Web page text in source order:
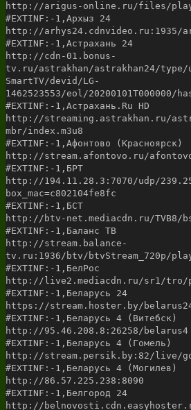
http://arigus-online.ru/files/
#EXTINF:-1,Архыз 24
http://arhys24.cdnvideo.ru:1935/
#EXTINF:-1,Астрахань 24
http://cdn-01.bonus-
tv.ru/astrakhan/astrakhan24/type/
SmartTV/devid/LG-
1462523553/eol/20200101T000000/
#EXTINF:-1,Астрахань.Ru HD
http://streaming.astrakhan.ru/
mbr/index.m3u8
#EXTINF:-1,Афонтово (Красноярск)
http://stream.afontovo.ru/
#EXTINF:-1,БРТ
http://194.11.28.3:7070/udp/
box_mac=c802104fe8fc
#EXTINF:-1,БСТ
http://btv-net.mediacdn.ru/TVB8/
#EXTINF:-1,Баланс ТВ
http://stream.balance-
tv.ru:1936/btv/btvStream_720p/
#EXTINF:-1,БелРос
http://live2.mediacdn.ru/sr1/tro/
#EXTINF:-1,Беларусь 24
https://stream.hoster.by/
#EXTINF:-1,Беларусь 4 (Витебск)
http://95.46.208.8:26258/belarus4
#EXTINF:-1,Беларусь 4 (Гомель)
http://stream.persik.by:82/live/
#EXTINF:-1,Беларусь 4 (Могилев)
http://86.57.225.238:8090
#EXTINF:-1,Белгород 24
http://